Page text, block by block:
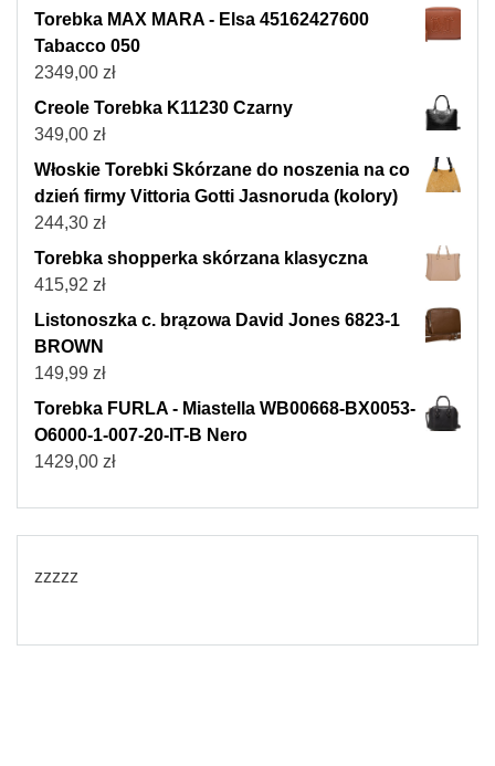
Torebka MAX MARA - Elsa 45162427600
Tabacco 050
2349,00 zł
Creole Torebka K11230 Czarny
349,00 zł
Włoskie Torebki Skórzane do noszenia na co
dzień firmy Vittoria Gotti Jasnoruda (kolory)
244,30 zł
Torebka shopperka skórzana klasyczna
415,92 zł
Listonoszka c. brązowa David Jones 6823-1
BROWN
149,99 zł
Torebka FURLA - Miastella WB00668-BX0053-
O6000-1-007-20-IT-B Nero
1429,00 zł
zzzzz